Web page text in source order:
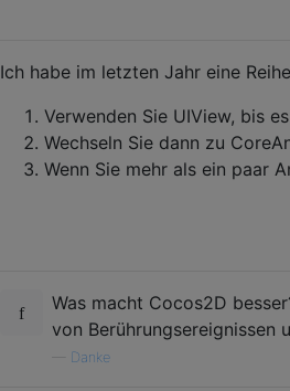
Ich habe im letzten Jahr eine
Verwenden Sie UIView, bis
Wechseln Sie dann zu
Wenn Sie mehr als ein paar
Was macht Cocos2D
von Berührungsereignissen
Danke